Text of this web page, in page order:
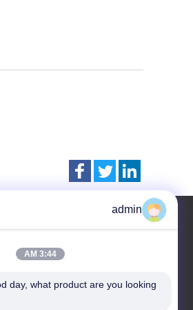
CHANGZHOU UNITED WIN
admin
3:44 AM
day, what product are you looking